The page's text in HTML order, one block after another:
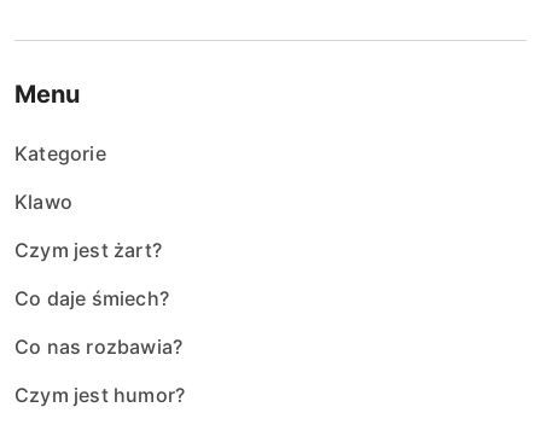
Menu
Kategorie
Klawo
Czym jest żart?
Co daje śmiech?
Co nas rozbawia?
Czym jest humor?